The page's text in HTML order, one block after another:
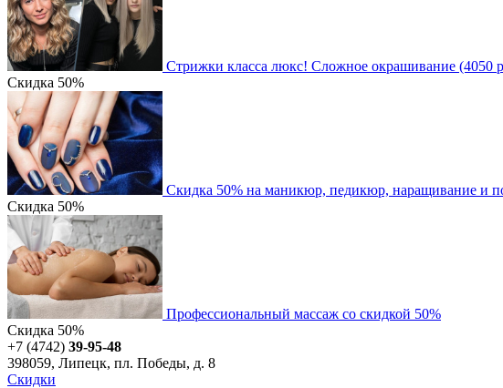
Стрижки класса люкс! Сложное окрашивание (4050
Скидка 50%
Скидка 50% на маникюр, педикюр, наращивание и
Скидка 50%
Профессиональный массаж со скидкой 50%
Скидка 50%
+7 (4742) 39-95-48
398059, Липецк, пл. Победы, д. 8
Скидки